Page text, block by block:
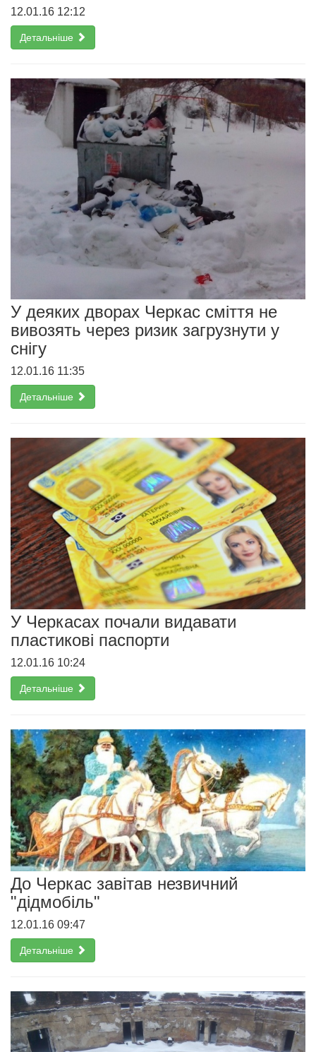
12.01.16 12:12
Детальніше
У деяких дворах Черкас сміття не
вивозять через ризик загрузнути у
снігу
12.01.16 11:35
Детальніше
У Черкасах почали видавати
пластикові паспорти
12.01.16 10:24
Детальніше
До Черкас завітав незвичний
"дідмобіль"
12.01.16 09:47
Детальніше